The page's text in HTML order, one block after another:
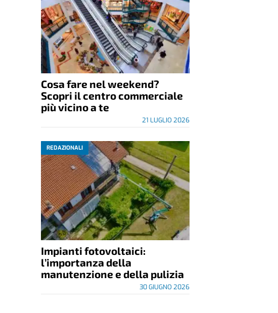
Cosa fare nel weekend?
Scopri il centro commerciale
più vicino a te
21 LUGLIO 2026
REDAZIONALI
Impianti fotovoltaici:
l’importanza della
manutenzione e della pulizia
30 GIUGNO 2026